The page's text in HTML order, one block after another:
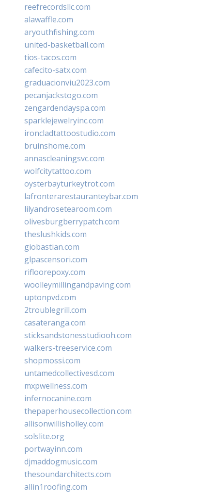
reefrecordsllc.com
alawaffle.com
aryouthfishing.com
united-basketball.com
tios-tacos.com
cafecito-satx.com
graduacionviu2023.com
pecanjackstogo.com
zengardendayspa.com
sparklejewelryinc.com
ironcladtattoostudio.com
bruinshome.com
annascleaningsvc.com
wolfcitytattoo.com
oysterbayturkeytrot.com
lafronterarestauranteybar.com
lilyandrosetearoom.com
olivesburgberrypatch.com
theslushkids.com
giobastian.com
glpascensori.com
rifloorepoxy.com
woolleymillingandpaving.com
uptonpvd.com
2troublegrill.com
casateranga.com
sticksandstonesstudiooh.com
walkers-treeservice.com
shopmossi.com
untamedcollectivesd.com
mxpwellness.com
infernocanine.com
thepaperhousecollection.com
allisonwillisholley.com
solslite.org
portwayinn.com
djmaddogmusic.com
thesoundarchitects.com
allin1roofing.com